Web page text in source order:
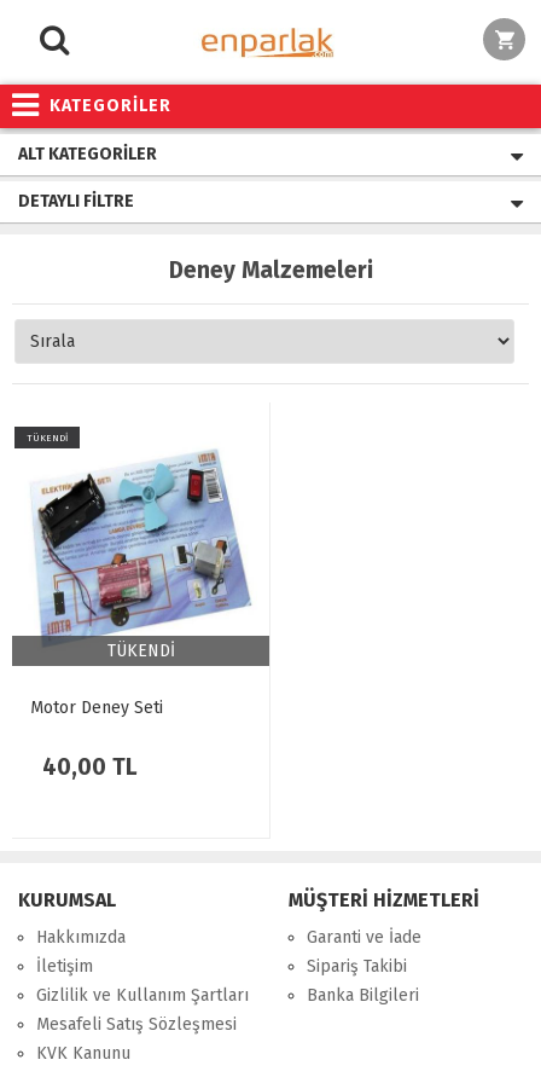
KATEGORİLER
ALT KATEGORILER
DETAYLI FILTRE
Deney Malzemeleri
TÜKENDİ
TÜKENDİ
Motor Deney Seti
40,00 TL
KURUMSAL
Hakkımızda
İletişim
Gizlilik ve Kullanım Şartları
Mesafeli Satış Sözleşmesi
KVK Kanunu
MÜŞTERİ HİZMETLERİ
Garanti ve İade
Sipariş Takibi
Banka Bilgileri